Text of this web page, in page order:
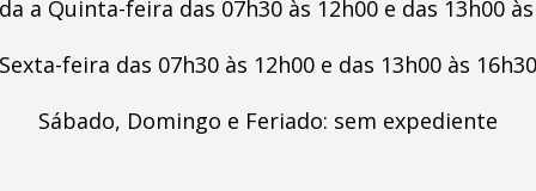
a Quinta-feira das 07h30 às 12h00 e das 13h00
Sexta-feira das 07h30 às 12h00 e das 13h00 às 16h30
Sábado, Domingo e Feriado: sem expediente